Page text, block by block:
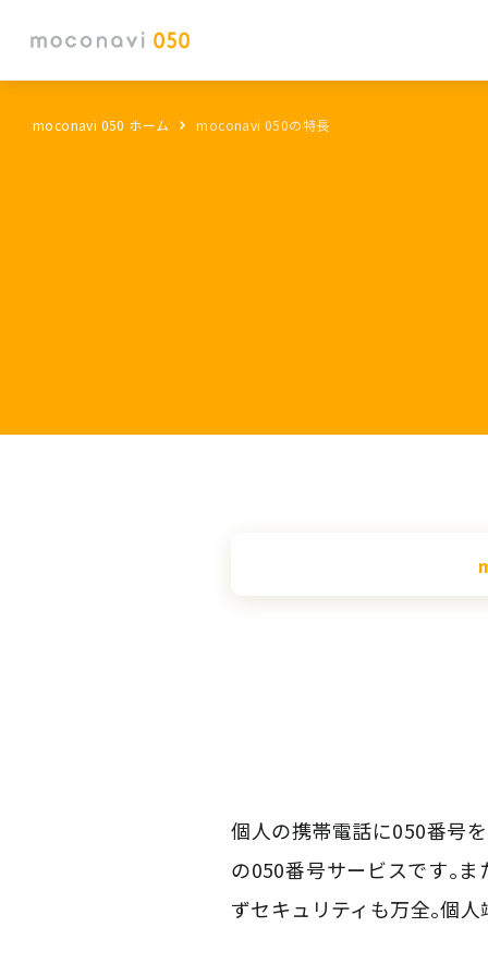
moconavi 050 ホーム moconavi 050の特長
個人の携帯電話に050番号
の050番号サービスです｡
ずセキュリティも万全｡個